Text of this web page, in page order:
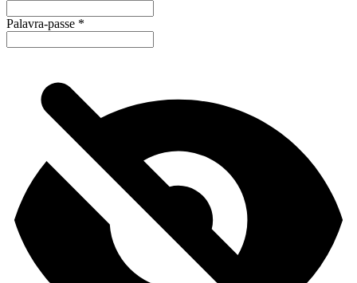
Palavra-passe *